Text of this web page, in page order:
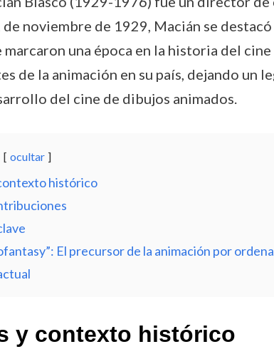
noviembre de 1929, Macián se
marcaron una época en la historia del
de la animación en su país, dejando
del cine de dibujos animados.
ocultar
histórico
El precursor de la animación por
y contexto histórico